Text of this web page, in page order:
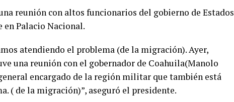
reunión con altos funcionarios del gobierno de Estados
Palacio Nacional.
atendiendo el problema (de la migración). Ayer,
una reunión con el gobernador de Coahuila(Manolo
encargado de la región militar que también está
( de la migración)”, aseguró el presidente.